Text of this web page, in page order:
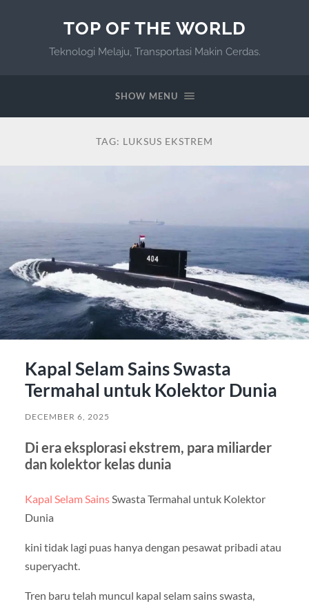
TOP OF THE WORLD
Teknologi Melaju, Transportasi Makin Cerdas.
SHOW MENU
TAG: LUKSUS EKSTREM
Kapal Selam Sains Swasta
Termahal untuk Kolektor Dunia
DECEMBER 6, 2025
Di era eksplorasi ekstrem, para miliarder
dan kolektor kelas dunia
Kapal Selam SainsSwasta Termahal untuk Kolektor
Dunia
kini tidak lagi puas hanya dengan pesawat pribadi atau
superyacht.
Tren baru telah muncul kapal selam sains swasta,